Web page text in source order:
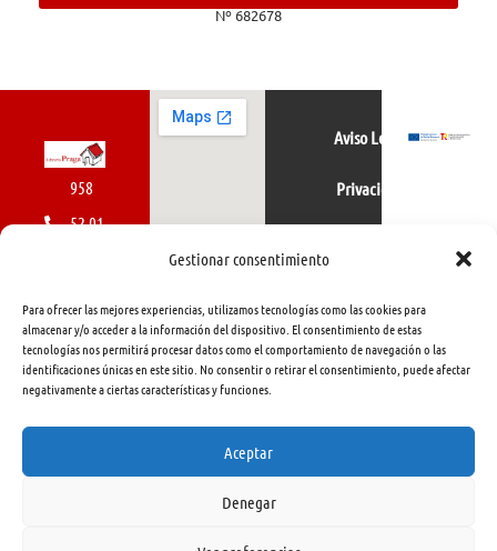
Gestionar consentimiento
Para ofrecer las mejores experiencias, utilizamos tecnologías como las cookies para
almacenar y/o acceder a la información del dispositivo. El consentimiento de estas
tecnologías nos permitirá procesar datos como el comportamiento de navegación o las
identificaciones únicas en este sitio. No consentir o retirar el consentimiento, puede afectar
negativamente a ciertas características y funciones.
Aceptar
Denegar
Nº 682678
958
52 01
462
415
info@libreriapraga.com
Gracia,
Aviso Legal
Privacidad